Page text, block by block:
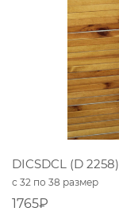
DICSDCL (D 2258)
с 32 по 38 размер
1765₽